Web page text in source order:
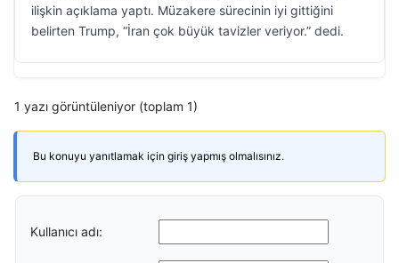
ilişkin açıklama yaptı. Müzakere sürecinin iyi gittiğini
belirten Trump, “İran çok büyük tavizler veriyor.” dedi.
1 yazı görüntüleniyor (toplam 1)
Bu konuyu yanıtlamak için giriş yapmış olmalısınız.
Kullanıcı adı: